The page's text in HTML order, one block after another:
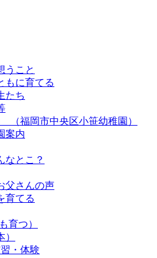
うこと
もに育てる
たち
（福岡市中央区小笹幼稚園）
案内
なとこ？
父さんの声
育てる
育つ）
・体験